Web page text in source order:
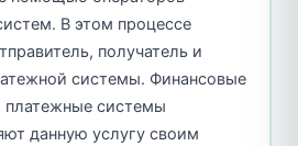
В этом процессе
получатель и
системы. Финансовые
платежные системы
данную услугу своим